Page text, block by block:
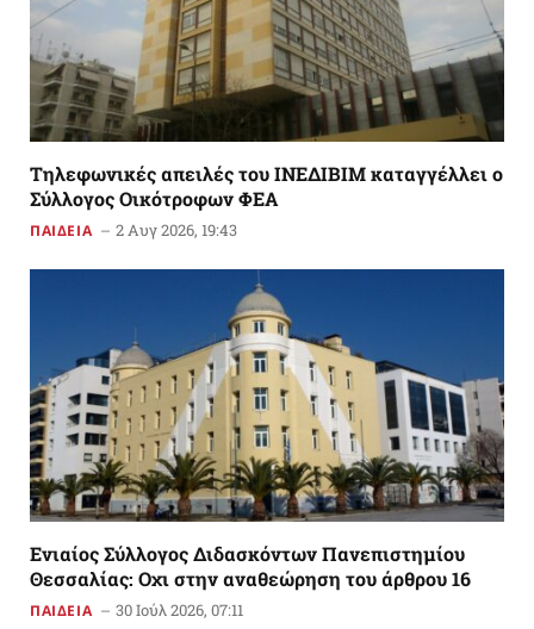
Tηλεφωνικές απειλές του ΙΝΕΔΙΒΙΜ καταγγέλλει ο
Σύλλογος Οικότροφων ΦΕΑ
ΠΑΙΔΕΙΑ 2 Αυγ 2026, 19:43
Ενιαίος Σύλλογος Διδασκόντων Πανεπιστημίου
Θεσσαλίας: Οχι στην αναθεώρηση του άρθρου 16
ΠΑΙΔΕΙΑ 30 Ιούλ 2026, 07:11